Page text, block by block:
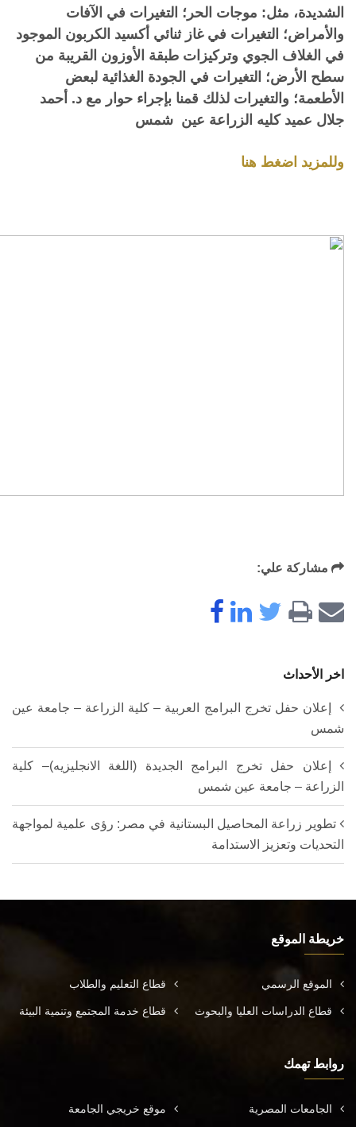
الشديدة، مثل: موجات الحر؛ التغيرات في الآفات
والأمراض؛ التغيرات في غاز ثنائي أكسيد الكربون الموجود
في الغلاف الجوي وتركيزات طبقة الأوزون القريبة من
سطح الأرض؛ التغيرات في الجودة الغذائية لبعض
الأطعمة؛ والتغيرات لذلك قمنا بإجراء حوار مع د. أحمد
جلال عميد كليه الزراعة عين شمس
وللمزيد اضغط هنا
مشاركة علي:
اخر الأحداث
إعلان حفل تخرج البرامج العربية – كلية الزراعة – جامعة عين
شمس
إعلان حفل تخرج البرامج الجديدة (اللغة الانجليزيه)– كلية
الزراعة – جامعة عين شمس
تطوير زراعة المحاصيل البستانية في مصر: رؤى علمية لمواجهة
التحديات وتعزيز الاستدامة
خريطة الموقع
الموقع الرسمي قطاع التعليم والطلاب
قطاع الدراسات العليا والبحوث قطاع خدمة المجتمع وتنمية البيئة
روابط تهمك
الجامعات المصرية موقع خريجي الجامعة